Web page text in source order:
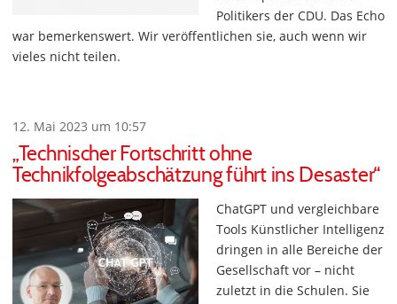
Politikers der CDU. Das Echo
war bemerkenswert. Wir veröffentlichen sie, auch wenn wir
vieles nicht teilen.
12. Mai 2023 um 10:57
„Technischer Fortschritt ohne
Technikfolgeabschätzung führt ins Desaster“
ChatGPT und vergleichbare
Tools Künstlicher Intelligenz
dringen in alle Bereiche der
Gesellschaft vor – nicht
zuletzt in die Schulen. Sie